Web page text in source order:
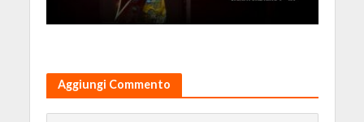
Aggiungi Commento